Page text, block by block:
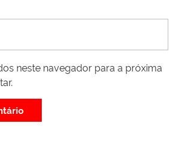
neste navegador para a próxima